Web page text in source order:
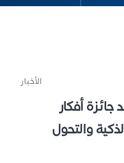
الأخبار
أفكار
الذكية والتحول